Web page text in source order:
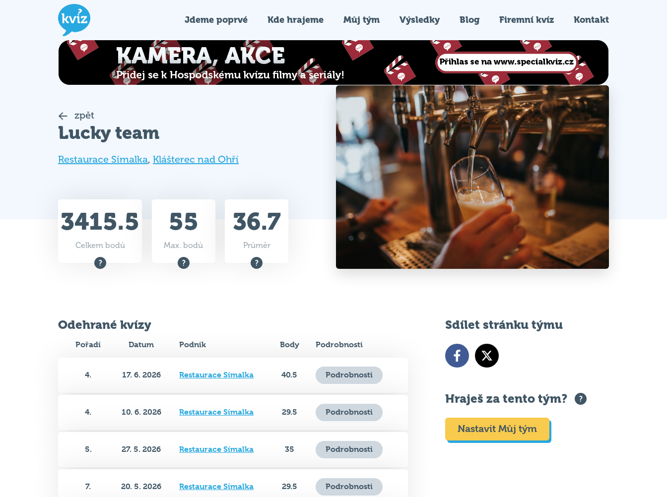
Jdeme poprvé Kde hrajeme Můj tým Výsledky Blog Firemní kvíz Kontakt
Restaurace Símalka
4. 10. 6. 2026 Restaurace Símalka 29.5 Podrobnosti
5. 27. 5. 2026 Restaurace Símalka 35 Podrobnosti
7. 20. 5. 2026 Restaurace Símalka 29.5 Podrobnosti
5. 13. 5. 2026 Restaurace Símalka 30 Podrobnosti
Hraješ za tento tým?
Nastavit Můj tým